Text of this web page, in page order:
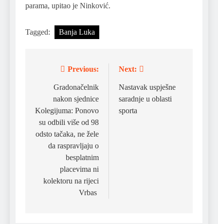
parama, upitao je Ninković.
Tagged: Banja Luka
navigation
Previous:
Gradonačelnik
nakon sjednice
Kolegijuma: Ponovo
su odbili više od 98
odsto tačaka, ne žele
da raspravljaju o
besplatnim
placevima ni
kolektoru na rijeci
Vrbas
Next:
Nastavak uspješne
saradnje u oblasti
sporta